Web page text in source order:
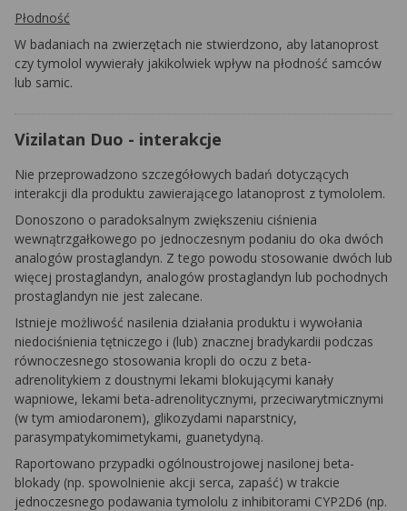
Płodność
W badaniach na zwierzętach nie stwierdzono, aby latanoprost
czy tymolol wywierały jakikolwiek wpływ na płodność samców
lub samic.
Vizilatan Duo - interakcje
Nie przeprowadzono szczegółowych badań dotyczących
interakcji dla produktu zawierającego latanoprost z tymololem.
Donoszono o paradoksalnym zwiększeniu ciśnienia
wewnątrzgałkowego po jednoczesnym podaniu do oka dwóch
analogów prostaglandyn. Z tego powodu stosowanie dwóch lub
więcej prostaglandyn, analogów prostaglandyn lub pochodnych
prostaglandyn nie jest zalecane.
Istnieje możliwość nasilenia działania produktu i wywołania
niedociśnienia tętniczego i (lub) znacznej bradykardii podczas
równoczesnego stosowania kropli do oczu z beta-
adrenolitykiem z doustnymi lekami blokującymi kanały
wapniowe, lekami beta-adrenolitycznymi, przeciwarytmicznymi
(w tym amiodaronem), glikozydami naparstnicy,
parasympatykomimetykami, guanetydyną.
Raportowano przypadki ogólnoustrojowej nasilonej beta-
blokady (np. spowolnienie akcji serca, zapaść) w trakcie
jednoczesnego podawania tymololu z inhibitorami CYP2D6 (np.